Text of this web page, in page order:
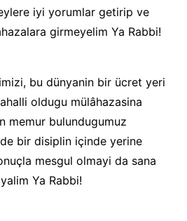
iyi yorumlar getirip ve
girmeyelim Ya Rabbi!
bu dünyanin bir ücret yeri
oldugu mülâhazasina
memur bulundugumuz
bir disiplin içinde yerine
mesgul olmayi da sana
Ya Rabbi!